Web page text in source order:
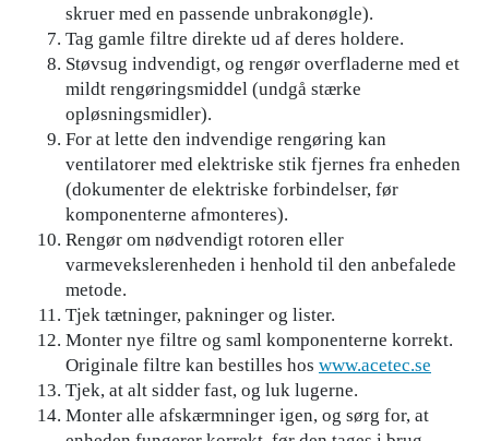
skruer med en passende unbrakonøgle).
Tag gamle filtre direkte ud af deres holdere.
Støvsug indvendigt, og rengør overfladerne med et
mildt rengøringsmiddel (undgå stærke
opløsningsmidler).
For at lette den indvendige rengøring kan
ventilatorer med elektriske stik fjernes fra enheden
(dokumenter de elektriske forbindelser, før
komponenterne afmonteres).
Rengør om nødvendigt rotoren eller
varmevekslerenheden i henhold til den anbefalede
metode.
Tjek tætninger, pakninger og lister.
Monter nye filtre og saml komponenterne korrekt.
Originale filtre kan bestilles hos www.acetec.se
Tjek, at alt sidder fast, og luk lugerne.
Monter alle afskærmninger igen, og sørg for, at